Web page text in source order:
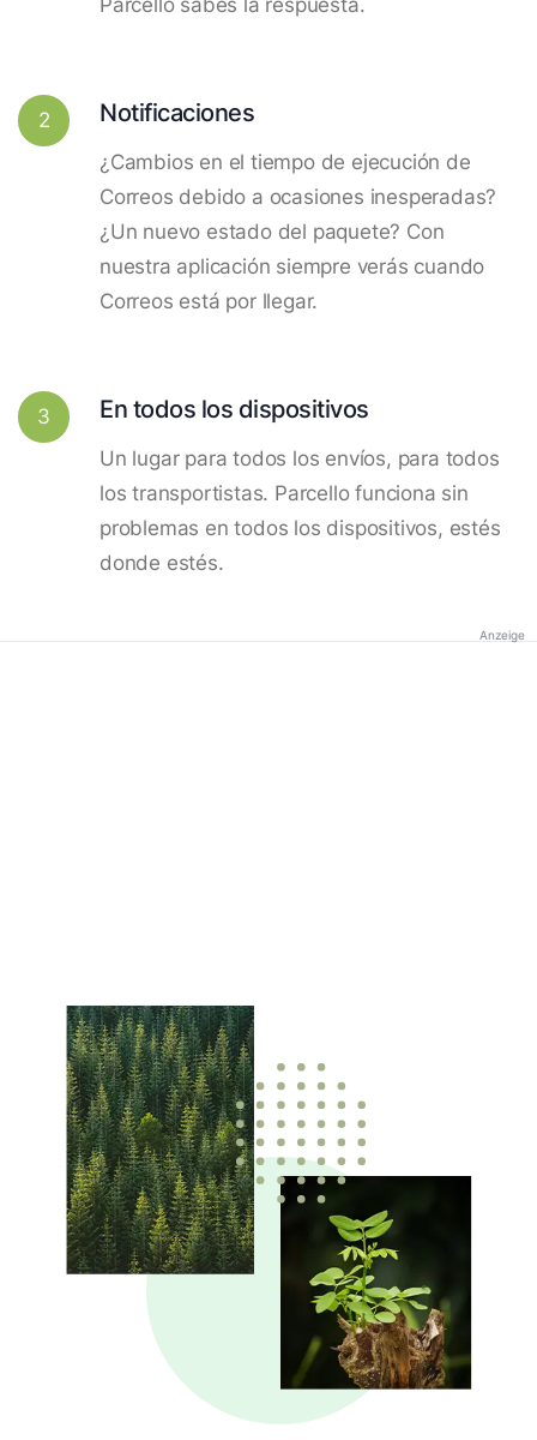
2 Notificaciones
¿Cambios en el tiempo de ejecución de
Correos debido a ocasiones inesperadas?
¿Un nuevo estado del paquete? Con
nuestra aplicación siempre verás cuando
Correos está por llegar.
3 En todos los dispositivos
Un lugar para todos los envíos, para todos
los transportistas. Parcello funciona sin
problemas en todos los dispositivos, estés
donde estés.
Anzeige